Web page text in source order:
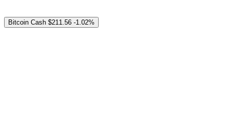
Bitcoin Cash $211.56 -1.02%